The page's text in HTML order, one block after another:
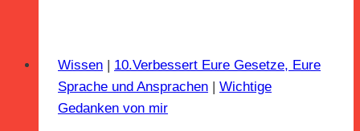
Lehrer
für
unsere
Wissen | 10.Verbessert Eure Gesetze, Eure
Sprache und Ansprachen | Wichtige
Gedanken von mir